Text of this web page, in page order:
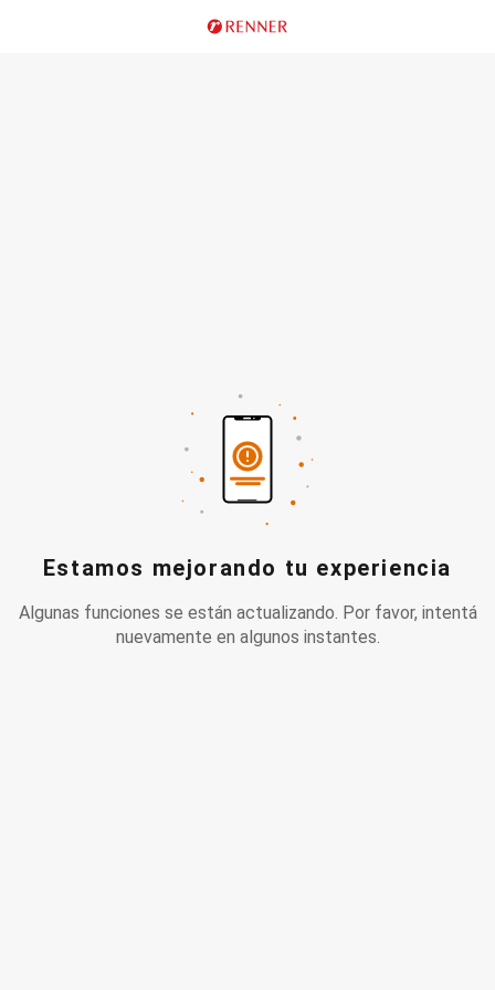
Estamos mejorando tu experiencia
Algunas funciones se están actualizando. Por favor, intentá
nuevamente en algunos instantes.